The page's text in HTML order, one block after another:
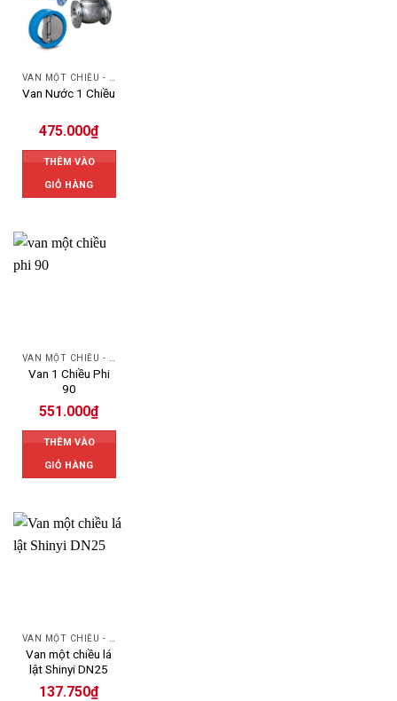
Van Nước 1 Chiều
475.000₫
THÊM VÀO
GIỎ HÀNG
Van 1 Chiều Phi
90
551.000₫
THÊM VÀO
GIỎ HÀNG
VAN MỘT CHIỀU - SWING CHECK VALVE
Van một chiều lá
lật Shinyi DN25
137.750₫